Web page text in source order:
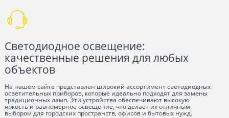
Светодиодное освещение:
качественные решения для любых
объектов
На нашем сайте представлен широкий ассортимент светодиодных
осветительных приборов, которые идеально подходят для замены
традиционных ламп. Эти устройства обеспечивают высокую
яркость и равномерное освещение, что делает их отличным
выбором для городских пространств, офисов и бытовых нужд.